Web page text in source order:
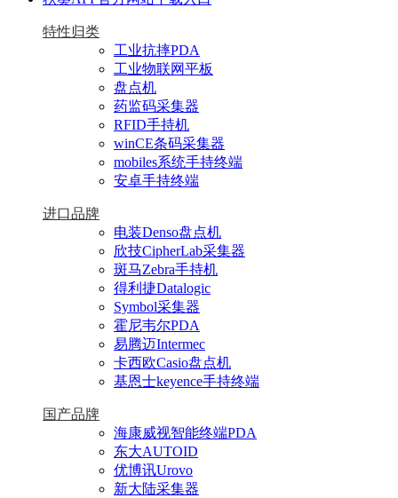
特性归类
工业抗摔PDA
工业物联网平板
盘点机
药监码采集器
RFID手持机
winCE条码采集器
mobiles系统手持终端
安卓手持终端
进口品牌
电装Denso盘点机
欣技CipherLab采集器
斑马Zebra手持机
得利捷Datalogic
Symbol采集器
霍尼韦尔PDA
易腾迈Intermec
卡西欧Casio盘点机
基恩士keyence手持终端
国产品牌
海康威视智能终端PDA
东大AUTOID
优博讯Urovo
新大陆采集器